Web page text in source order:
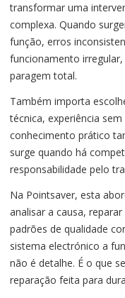
transformar uma
complexa. Quando
função, erros
funcionamento
paragem total.
Também importa
técnica, experiência
conhecimento prático
surge quando há
responsabilidade pelo
Na Pointsaver, esta
analisar a causa,
padrões de qualidade
sistema electrónico a
não é detalhe. É o que
reparação feita para